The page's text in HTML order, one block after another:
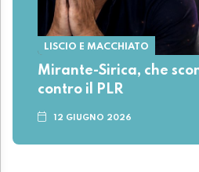
LISCIO E MACCHIATO
Mirante-Sirica, che
contro il PLR
12 GIUGNO 2026